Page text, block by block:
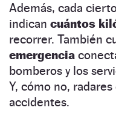
Además, cada
indican cuántos
recorrer. También
emergencia
bomberos y los
Y, cómo no,
accidentes.